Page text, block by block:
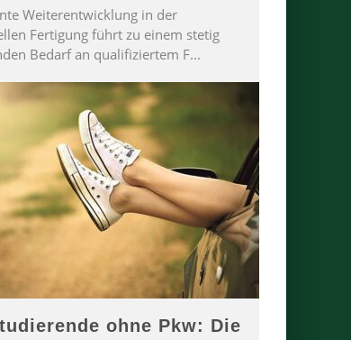
Weiterentwicklung in der
Fertigung führt zu einem stetig
Bedarf an qualifiziertem F...
ohne Pkw: Die